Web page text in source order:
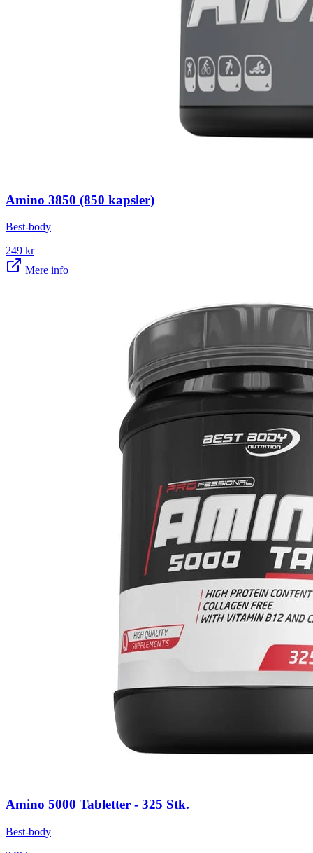
Amino 3850 (850 kapsler)
Best-body
249 kr
Mere info
Amino 5000 Tabletter - 325 Stk.
Best-body